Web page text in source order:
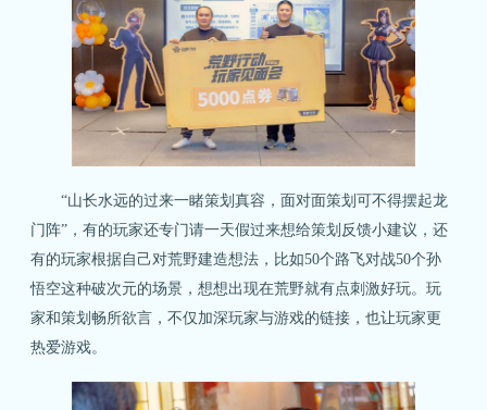
“山长水远的过来一睹策划真容，面对面策划可不得摆起龙
门阵”，有的玩家还专门请一天假过来想给策划反馈小建议，还
有的玩家根据自己对荒野建造想法，比如50个路飞对战50个孙
悟空这种破次元的场景，想想出现在荒野就有点刺激好玩。玩
家和策划畅所欲言，不仅加深玩家与游戏的链接，也让玩家更
热爱游戏。